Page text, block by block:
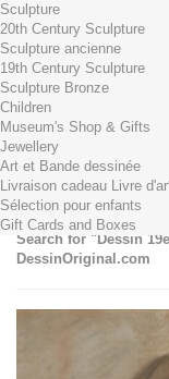
There is 1
Total products (tax
Total shipping TTC
Total (tax incl.)
Continue
Sculpture
20th Century Sculpture
Sculpture ancienne
19th Century Sculpture
Sculpture Bronze
Children
Museum's Shop & Gifts
Jewellery
Art et Bande dessinée
Livraison cadeau Livre
Sélection pour enfants
Gift Cards and Boxes
Dessin
Search for "Dessin
DessinOriginal.com